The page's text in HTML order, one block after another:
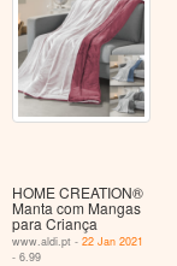
HOME CREATION®
Manta com Mangas
para Criança
www.aldi.pt -22 Jan 2021
- 6.99